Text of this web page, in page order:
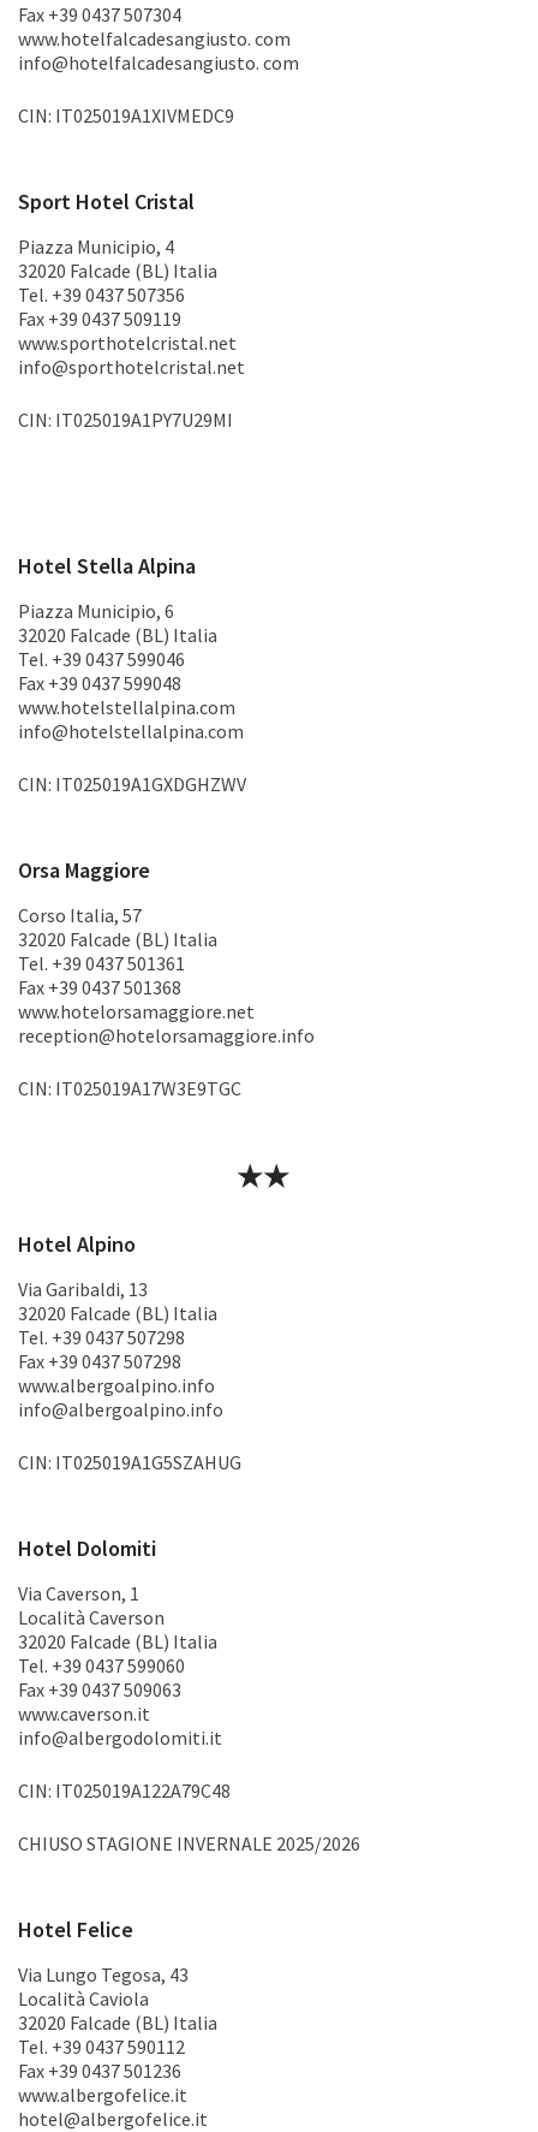
Fax +39 0437 507304
www.hotelfalcadesangiusto. com
info@hotelfalcadesangiusto. com
CIN: IT025019A1XIVMEDC9
Sport Hotel Cristal
Piazza Municipio, 4
32020 Falcade (BL) Italia
Tel. +39 0437 507356
Fax +39 0437 509119
www.sporthotelcristal.net
info@sporthotelcristal.net
CIN: IT025019A1PY7U29MI
Hotel Stella Alpina
Piazza Municipio, 6
32020 Falcade (BL) Italia
Tel. +39 0437 599046
Fax +39 0437 599048
www.hotelstellalpina.com
info@hotelstellalpina.com
CIN: IT025019A1GXDGHZWV
Orsa Maggiore
Corso Italia, 57
32020 Falcade (BL) Italia
Tel. +39 0437 501361
Fax +39 0437 501368
www.hotelorsamaggiore.net
reception@hotelorsamaggiore.info
CIN: IT025019A17W3E9TGC
★★
Hotel Alpino
Via Garibaldi, 13
32020 Falcade (BL) Italia
Tel. +39 0437 507298
Fax +39 0437 507298
www.albergoalpino.info
info@albergoalpino.info
CIN: IT025019A1G5SZAHUG
Hotel Dolomiti
Via Caverson, 1
Località Caverson
32020 Falcade (BL) Italia
Tel. +39 0437 599060
Fax +39 0437 509063
www.caverson.it
info@albergodolomiti.it
CIN: IT025019A122A79C48
CHIUSO STAGIONE INVERNALE 2025/2026
Hotel Felice
Via Lungo Tegosa, 43
Località Caviola
32020 Falcade (BL) Italia
Tel. +39 0437 590112
Fax +39 0437 501236
www.albergofelice.it
hotel@albergofelice.it